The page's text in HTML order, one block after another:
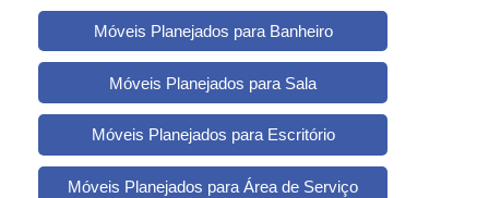
Móveis Planejados para Banheiro
Móveis Planejados para Sala
Móveis Planejados para Escritório
Móveis Planejados para Área de Serviço